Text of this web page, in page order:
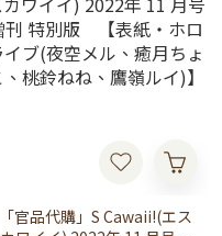
「官品代購」S Cawaii!(エス